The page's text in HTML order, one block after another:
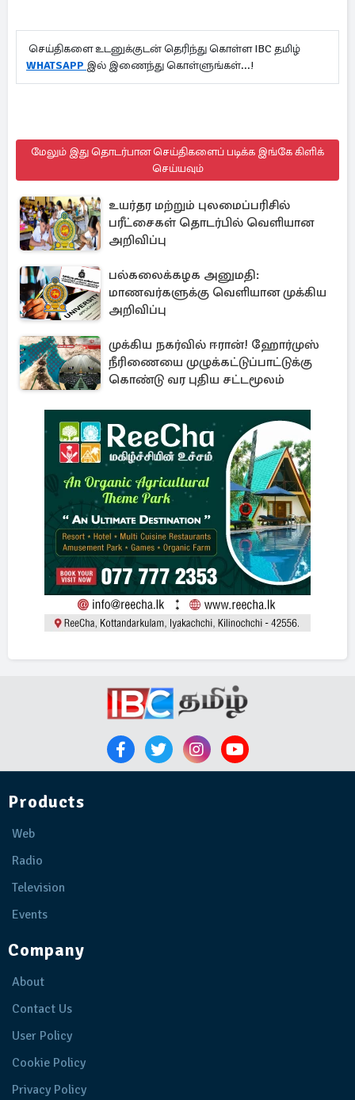
செய்திகளை உடனுக்குடன் தெரிந்து கொள்ள IBC தமிழ்
WHATSAPP இல் இணைந்து கொள்ளுங்கள்...!
மேலும் இது தொடர்பான செய்திகளைப் படிக்க இங்கே கிளிக்
செய்யவும்
உயர்தர மற்றும் புலமைப்பரிசில்
பரீட்சைகள் தொடர்பில் வெளியான
அறிவிப்பு
பல்கலைக்கழக அனுமதி:
மாணவர்களுக்கு வெளியான முக்கிய
அறிவிப்பு
முக்கிய நகர்வில் ஈரான்! ஹோர்முஸ்
நீரிணையை முழுக்கட்டுப்பாட்டுக்கு
கொண்டு வர புதிய சட்டமூலம்
Products
Web
Radio
Television
Events
Company
About
Contact Us
User Policy
Cookie Policy
Privacy Policy